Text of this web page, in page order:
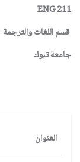
ENG 211
قسم اللغات والترجمة
جامعة تبوك
العنوان